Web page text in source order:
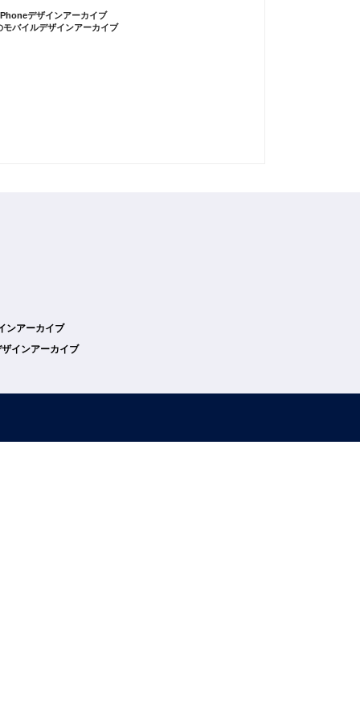
デザインアーカイブ
バイルデザインアーカイブ
ンアーカイブ
インアーカイブ